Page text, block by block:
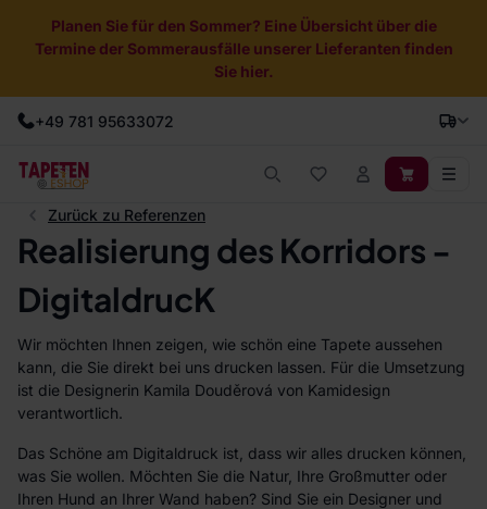
Planen Sie für den Sommer? Eine Übersicht über die
Termine der Sommerausfälle unserer Lieferanten finden
Sie hier.
+49 781 95633072
Zurück zu Referenzen
Realisierung des Korridors -
DigitaldrucK
Wir möchten Ihnen zeigen, wie schön eine Tapete aussehen
kann, die Sie direkt bei uns drucken lassen. Für die Umsetzung
ist die Designerin Kamila Douděrová von Kamidesign
verantwortlich.
Das Schöne am Digitaldruck ist, dass wir alles drucken können,
was Sie wollen. Möchten Sie die Natur, Ihre Großmutter oder
Ihren Hund an Ihrer Wand haben? Sind Sie ein Designer und